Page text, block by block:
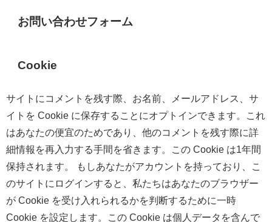
お問い合わせフォーム
Cookie
サイトにコメントを残す際、お名前、メールアドレス、サ
イトを Cookie に保存することにオプトインできます。これ
はあなたの便宜のためであり、他のコメントを残す際に詳
細情報を再入力する手間を省きます。この Cookie は1年間
保持されます。 もしあなたがアカウントを持っており、こ
のサイトにログインすると、私たちはあなたのブラウザー
が Cookie を受け入れられるかを判断するために一時
Cookie を設定します。この Cookie は個人データを含んで